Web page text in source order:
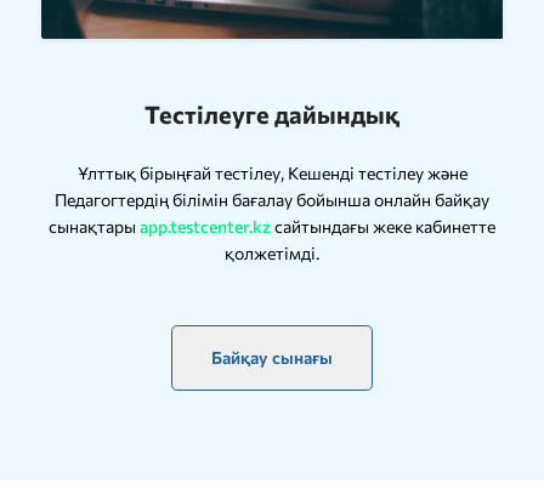
Тестілеуге дайындық
Ұлттық бірыңғай тестілеу, Кешенді тестілеу және
Педагогтердің білімін бағалау бойынша онлайн байқау
сынақтары app.testcenter.kzсайтындағы жеке кабинетте
қолжетімді.
Байқау сынағы